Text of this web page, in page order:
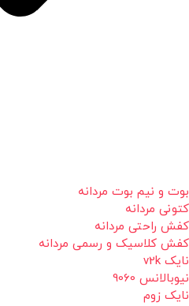
بوت و نیم بوت مردانه
کتونی مردانه
کفش راحتی مردانه
کفش کلاسیک و رسمی مردانه
نایک v2k
نیوبالانس 9060
نایک زوم